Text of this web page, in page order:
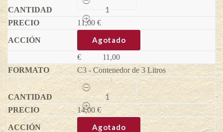
Amelanchier
alnifolia
quantity
11,00 €
Agotado
€
11,00
C3 - Contenedor de 3 Litros
Sleyt
-
Amelanchier
alnifolia
quantity
14,00€
Agotado